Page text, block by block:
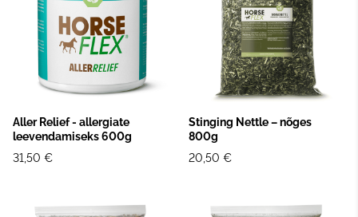
Aller Relief - allergiate
leevendamiseks 600g
31,50 €
Stinging Nettle – nõges
800g
20,50 €